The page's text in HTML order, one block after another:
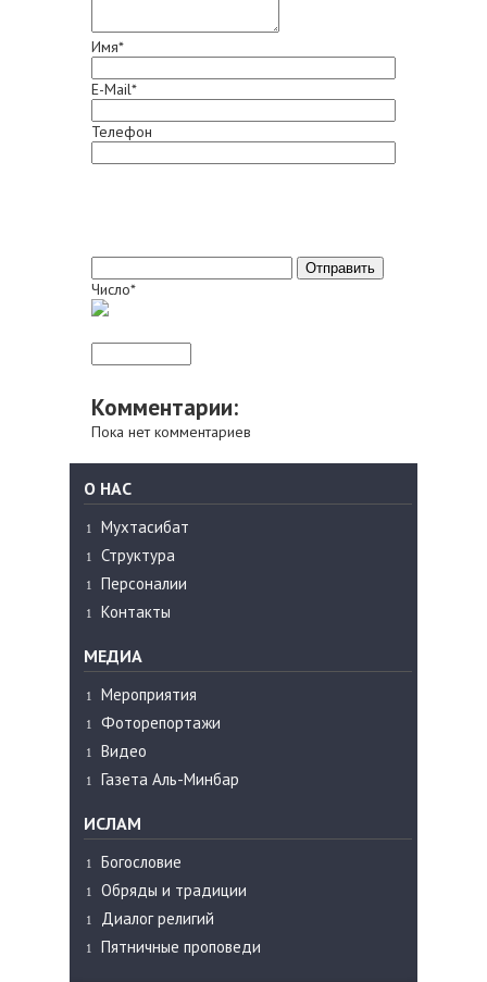
Имя*
E-Mail*
Телефон
Число*
Комментарии:
Пока нет комментариев
О НАС
Мухтасибат
Структура
Персоналии
Контакты
МЕДИА
Мероприятия
Фоторепортажи
Видео
Газета Аль-Минбар
ИСЛАМ
Богословие
Обряды и традиции
Диалог религий
Пятничные проповеди